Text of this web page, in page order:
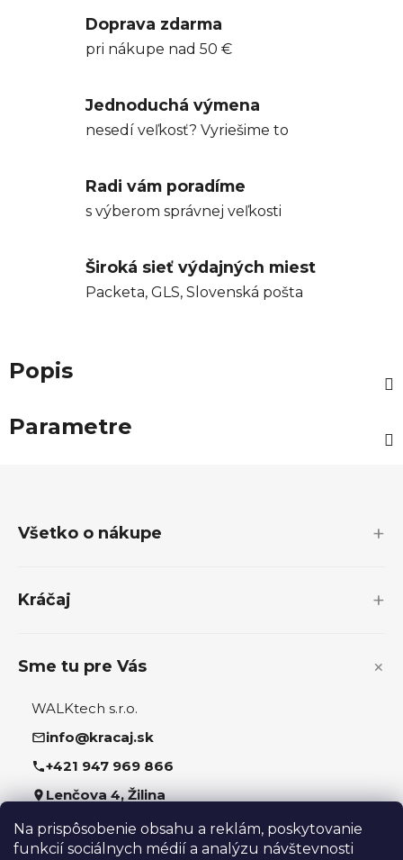
Na prispôsobenie obsahu a reklám, poskytovanie
funkcií sociálnych médií a analýzu návštevnosti
Doprava zdarma
pri nákupe nad 50 €
Jednoduchá výmena
nesedí veľkosť? Vyriešime to
Radi vám poradíme
s výberom správnej veľkosti
Široká sieť výdajných miest
Packeta, GLS, Slovenská pošta
Popis
Parametre
Všetko o nákupe
Kráčaj
Sme tu pre Vás
WALKtech s.r.o.
info@kracaj.sk
+421 947 969 866
Lenčova 4, Žilina
Sledujte nás